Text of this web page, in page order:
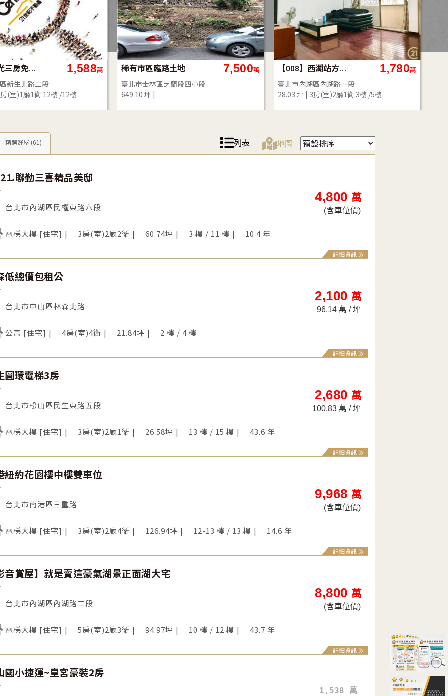
6,356萬
(310)台北雙子星大福住辦(C)
重慶北路一段
樓 /12樓
45,216萬
【124】內湖科技工業用地
臺北市內湖區安康段
361.73 坪
268萬
(223)新天地車位1010
臺北市南港區忠孝東路六段
14.01 坪
地下二樓 /17樓
精選好屋 (61) 列表 地圖
聯勤三喜精品美邸
台北市內湖區民權東路六段
電梯大樓 [住宅] 3房(室)2廳2衛 60.74坪 3 樓 / 11 樓 10.4 年
4,800 萬
(含車位價)
詳細資訊
低總價包租公
台北市中山區林森北路
公寓 [住宅] 4房(室)4衛 21.84坪 2 樓 / 4 樓
2,100 萬
96.14 萬 / 坪
詳細資訊
圓環電梯3房
台北市松山區民生東路五段
電梯大樓 [住宅] 3房(室)2廳1衛 26.58坪 13 樓 / 15 樓 43.6 年
2,680 萬
100.83 萬 / 坪
詳細資訊
紐約花園樓中樓雙車位
台北市南港區三重路
電梯大樓 [住宅] 3房(室)2廳4衛 126.94坪 12-13 樓 / 13 樓 14.6 年
9,968 萬
(含車位價)
詳細資訊
音賞屋】就是賣這豪氣湖景正面湖大宅
台北市內湖區內湖路二段
電梯大樓 [住宅] 5房(室)2廳3衛 94.97坪 10 樓 / 12 樓 43.7 年
8,800 萬
(含車位價)
詳細資訊
國小捷運~皇宮豪裝2房
1,538 萬